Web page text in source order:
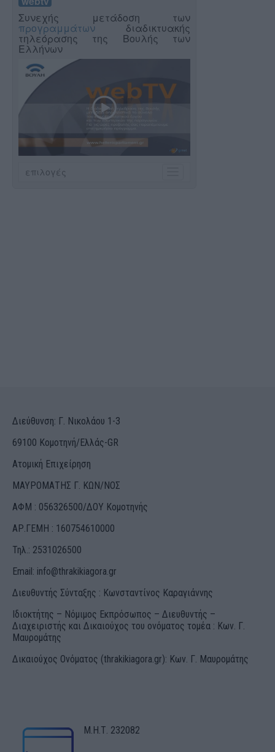
Διεύθυνση: Γ. Νικολάου 1-3
69100 Κομοτηνή/Ελλάς-GR
Ατομική Επιχείρηση
ΜΑΥΡΟΜΑΤΗΣ Γ. ΚΩΝ/ΝΟΣ
ΑΦΜ : 056326500/ΔOΥ Κομοτηνής
ΑΡ.ΓΕΜΗ : 160754610000
Τηλ.: 2531026500
Email: info@thrakikiagora.gr
Διευθυντής Σύνταξης : Κωνσταντίνος Καραγιάννης
Ιδιοκτήτης – Νόμιμος Εκπρόσωπος – Διευθυντής –
Διαχειριστής και Δικαιούχος του ονόματος τομέα : Κων. Γ.
Μαυρομάτης
Δικαιούχος Ονόματος (thrakikiagora.gr): Κων. Γ. Μαυρομάτης
Μ.Η.Τ. 232082